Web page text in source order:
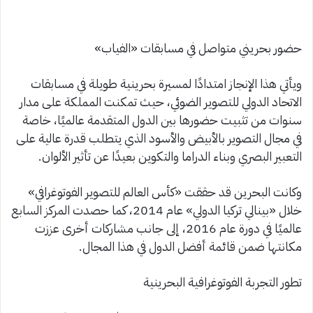
حضور بحريني متواصل في مسابقات «الفياب»
ويأتي هذا الإنجاز امتدادًا لمسيرة بحرينية طويلة في مسابقات
الاتحاد الدولي للتصوير الضوئي، حيث تمكنت المملكة على مدار
سنوات من تثبيت حضورها بين الدول المتقدمة عالميًا، خاصة
في مجال التصوير بالأبيض والأسود الذي يتطلب قدرة عالية على
التعبير البصري وبناء الدراما والتكوين بعيدًا عن تأثير الألوان.
وكانت البحرين قد حققت «كأس العالم للتصوير الفوتوغرافي»
خلال «بينالي تركيا الدولي» عام 2014، كما حصدت المركز السابع
عالميًا في دورة عام 2016، إلى جانب مشاركات أخرى عززت
مكانتها ضمن قائمة أفضل الدول في هذا المجال.
تطور التجربة الفوتوغرافية البحرينية